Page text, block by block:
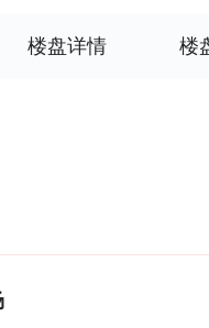
楼盘详情 楼